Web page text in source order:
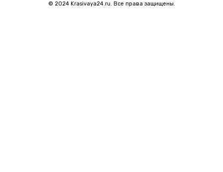
© 2024 Krasivaya24.ru. Все права защищены.